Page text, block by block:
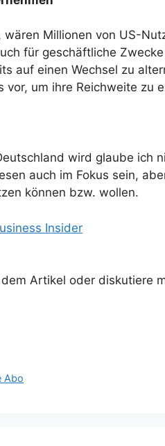
Millionen von US-
für geschäftliche
auf einen Wechsel zu
vor, um ihre Reichweite zu
wird glaube ich
auch im Fokus sein,
können bzw. wollen.
Insider
Artikel oder diskutiere
Abo